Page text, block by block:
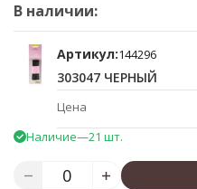
В наличии:
Артикул:144296
303047 ЧЕРНЫЙ
Цена
Наличие—21 шт.